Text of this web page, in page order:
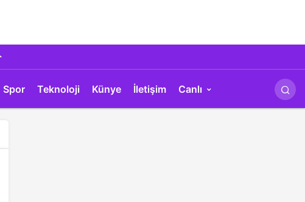
Spor Teknoloji Künye İletişim Canlı